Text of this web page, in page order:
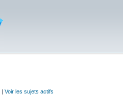
| Voir les sujets actifs